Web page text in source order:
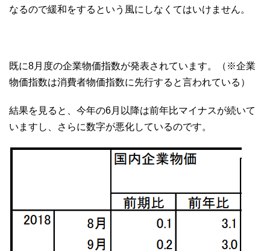
なるので緩和をするという風にしなくてはいけません。
既に8月度の企業物価指数が発表されています。（※企業
物価指数は消費者物価指数に先行すると言われている）
結果を見ると、今年の6月以降は前年比マイナスが続いて
いますし、さらに数字が悪化しているのです。